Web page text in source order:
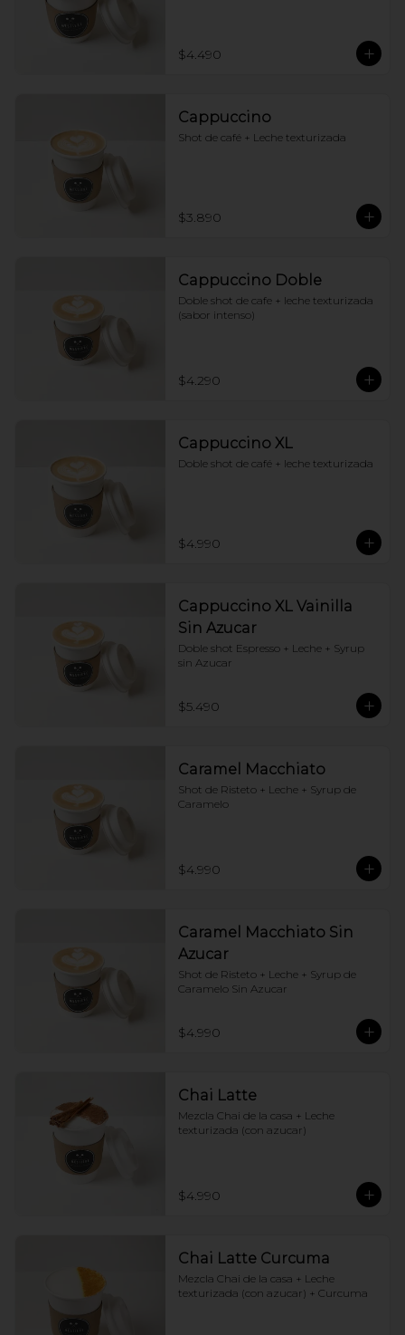
$4.490
Cappuccino
Shot de café + Leche texturizada
$3.890
Cappuccino Doble
Doble shot de cafe + leche texturizada
(sabor intenso)
$4.290
Cappuccino XL
Doble shot de café + leche texturizada
$4.990
Cappuccino XL Vainilla
Sin Azucar
Doble shot Espresso + Leche + Syrup
sin Azucar
$5.490
Caramel Macchiato
Shot de Risteto + Leche + Syrup de
Caramelo
$4.990
Caramel Macchiato Sin
Azucar
Shot de Risteto + Leche + Syrup de
Caramelo Sin Azucar
$4.990
Chai Latte
Mezcla Chai de la casa + Leche
texturizada (con azucar)
$4.990
Chai Latte Curcuma
Mezcla Chai de la casa + Leche
texturizada (con azucar) + Curcuma